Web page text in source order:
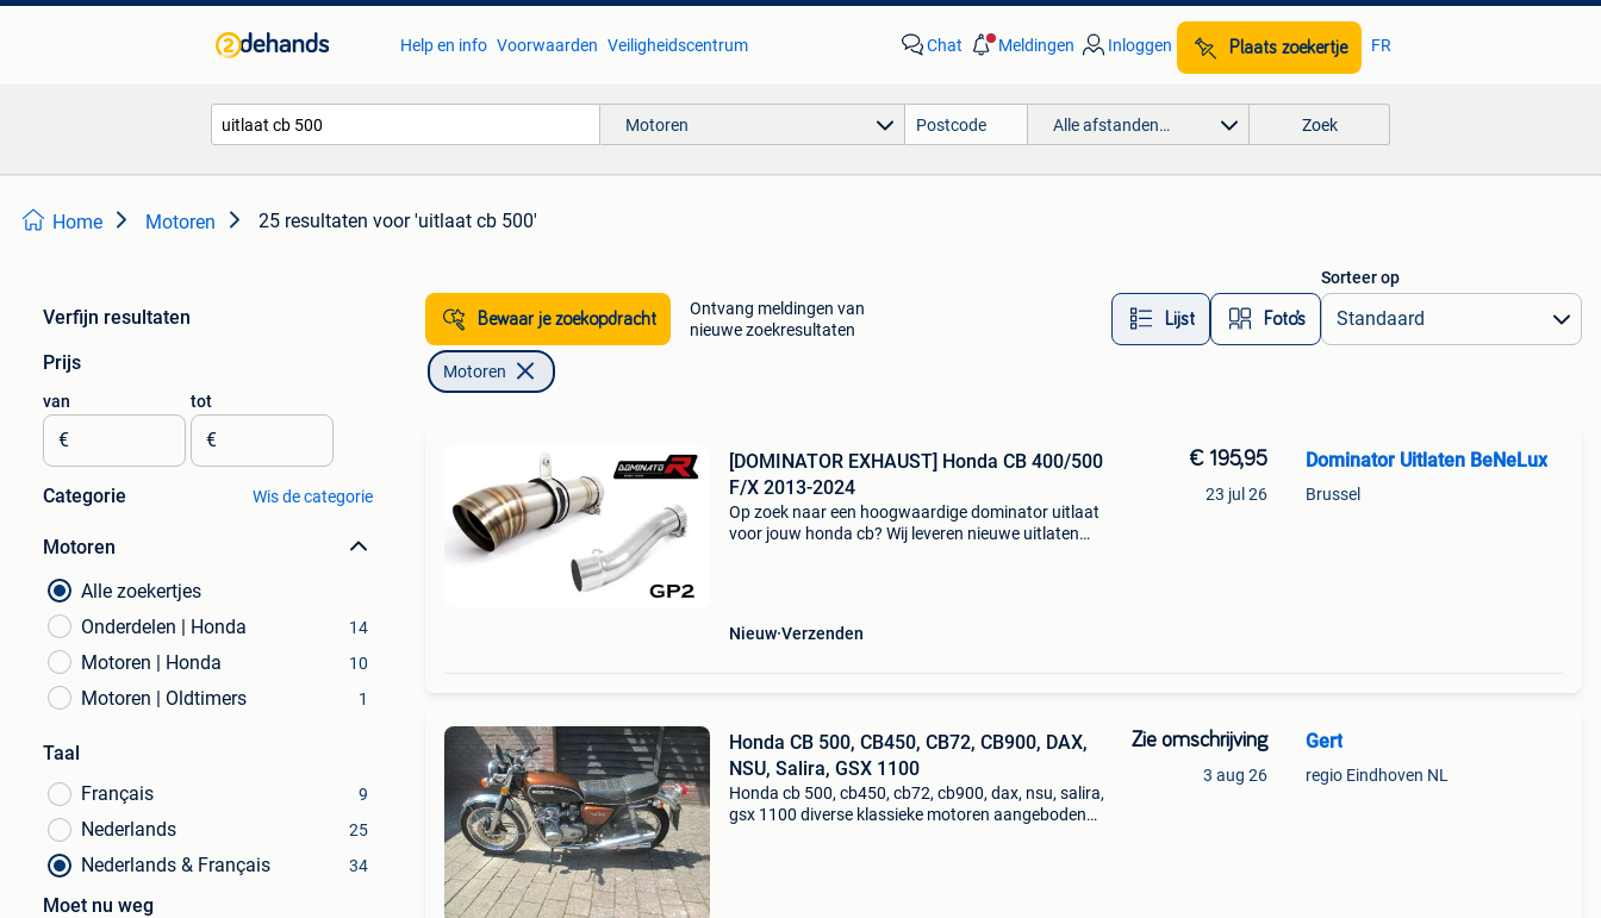
Help en info Voorwaarden Veiligheidscentrum Chat Meldingen Inloggen Plaats zoekertje FR
Motoren Alle afstanden… Zoek
Home Motoren 25 resultaten voor 'uitlaat cb 500'
Verfijn resultaten
Prijs
van
€
tot
€
Categorie Wis de categorie
Motoren
Alle zoekertjes
Onderdelen | Honda
14
Motoren | Honda 10
Motoren | Oldtimers 1
Taal
Français
9
Nederlands 25
Nederlands & Français 34
Moet nu weg
Bewaar je zoekopdracht
Ontvang meldingen van
nieuwe zoekresultaten
Lijst Foto’s
Sorteer op
Motoren
[DOMINATOR EXHAUST] Honda CB 400/500
F/X 2013-2024
Op zoek naar een hoogwaardige dominator uitlaat
voor jouw honda cb? Wij leveren nieuwe uitlaten
Nieuw Verzenden
€ 195,95
23 jul 26
Dominator Uitlaten BeNeLux
Brussel
Honda CB 500, CB450, CB72, CB900, DAX,
NSU, Salira, GSX 1100
Honda cb 500, cb450, cb72, cb900, dax, nsu, salira,
gsx 1100 diverse klassieke motoren aangeboden
Zie omschrijving
3 aug 26
Gert
regio Eindhoven NL